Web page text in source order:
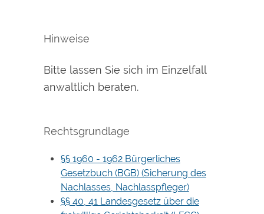
Hinweise
Bitte lassen Sie sich im Einzelfall
anwaltlich beraten.
Rechtsgrundlage
§§ 1960 - 1962 Bürgerliches
Gesetzbuch (BGB) (Sicherung des
Nachlasses, Nachlasspfleger)
§§ 40, 41 Landesgesetz über die